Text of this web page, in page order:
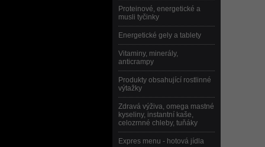
Proteinové, energetické a
musli tyčinky
Energetické gely a tablety
Vitaminy, minerály,
anticrampy
Produkty obsahující rostlinné
výtažky
Zdravá výživa, omega mastné
kyseliny, instantní kaše,
celozrnné chleby, tuňáky
Expres menu - hotová jídla